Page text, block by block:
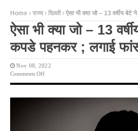
Home राज्य दिल्ली ऐसा भी क्या जो – 13 वर्षीय
ऐसा भी क्या जो – 13
कपडे पहनकर ; लगाई
Nov 08, 2022
Comments OffOn
क्या